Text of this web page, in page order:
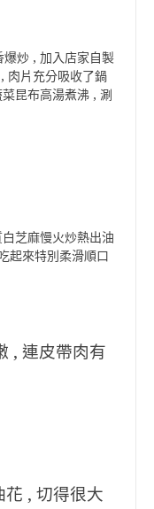
爆炒 , 加入店家自製
肉片充分吸收了鍋
昆布高湯煮沸 , 涮
芝麻慢火炒熱出油
起來特別柔滑順口
, 連皮帶肉有
, 切得很大